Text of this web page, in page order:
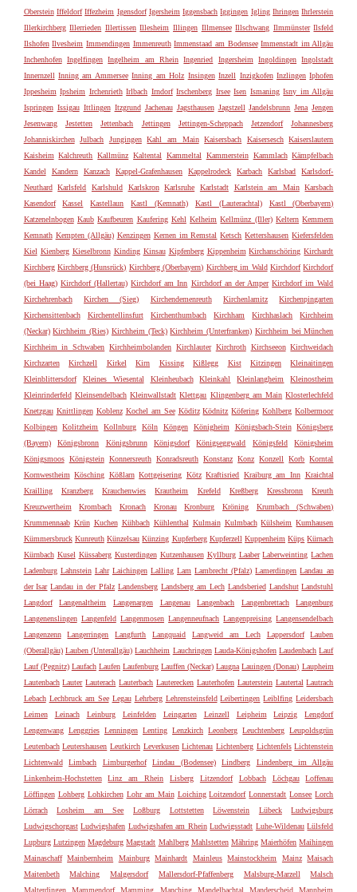
Oberstein Iffeldorf Iffezheim Igensdorf Igersheim Iggensbach Iggingen Igling Ihringen Ihrlerstein
Illerkirchberg Illerrieden Illertissen Illesheim Illingen Illmensee Illschwang Ilmmünster Ilsfeld
Ilshofen Ilvesheim Immendingen Immenreuth Immenstaad am Bodensee Immenstadt im Allgäu
Inchenhofen Ingelfingen Ingelheim am Rhein Ingenried Ingersheim Ingoldingen Ingolstadt
Innernzell Inning am Ammersee Inning am Holz Insingen Inzell Inzigkofen Inzlingen Iphofen
Ippesheim Ipsheim Irchenrieth Irlbach Irndorf Irschenberg Irsee Isen Ismaning Isny im Allgäu
Ispringen Issigau Ittlingen Itzgrund Jachenau Jagsthausen Jagstzell Jandelsbrunn Jena Jengen
Jesenwang
Jestetten Jettenbach Jettingen Jettingen-Scheppach Jetzendorf
Johannesberg
Johanniskirchen
Julbach Jungingen Kahl am Main Kaisersbach Kaisersesch
Kaiserslautern
Kaisheim Kalchreuth Kallmünz Kaltental Kammeltal Kammerstein Kammlach Kämpfelbach
Kandel
Kandern Kanzach Kappel-Grafenhausen Kappelrodeck Karbach Karlsbad
Karlsdorf-
Neuthard
Karlsfeld Karlshuld Karlskron Karlsruhe Karlstadt Karlstein am Main
Karsbach
Kasendorf
Kassel Kastellaun Kastl (Kemnath) Kastl (Lauterachtal)
Kastl (Oberbayern)
Katzenelnbogen Kaub Kaufbeuren Kaufering Kehl Kelheim Kellmünz (Iller) Keltern Kemmern
Kemnath Kempten (Allgäu) Kenzingen Kernen im Remstal Ketsch Kettershausen Kiefersfelden
Kiel Kienberg Kieselbronn Kinding Kinsau Kipfenberg Kippenheim Kirchanschöring Kirchardt
Kirchberg Kirchberg (Hunsrück) Kirchberg (Oberbayern) Kirchberg im Wald Kirchdorf Kirchdorf
(bei Haag) Kirchdorf (Hallertau) Kirchdorf am Inn Kirchdorf an der Amper Kirchdorf im Wald
Kirchehrenbach
Kirchen (Sieg) Kirchendemenreuth Kirchenlamitz
Kirchenpingarten
Kirchensittenbach
Kirchentellinsfurt Kirchenthumbach Kirchham Kirchhaslach
Kirchheim
(Neckar) Kirchheim (Ries) Kirchheim (Teck) Kirchheim (Unterfranken) Kirchheim bei München
Kirchheim in Schwaben Kirchheimbolanden Kirchlauter Kirchroth Kirchseeon Kirchweidach
Kirchzarten
Kirchzell Kirkel Kirn Kissing Kißlegg Kist Kitzingen
Kleinaitingen
Kleinblittersdorf
Kleines Wiesental Kleinheubach Kleinkahl Kleinlangheim
Kleinostheim
Kleinrinderfeld Kleinsendelbach Kleinwallstadt Klettgau Klingenberg am Main Klosterlechfeld
Knetzgau Knittlingen Koblenz Kochel am See Köditz Ködnitz Köfering Kohlberg Kolbermoor
Kolbingen
Kolitzheim Kollnburg Köln Köngen Königheim Königsbach-Stein
Königsberg
(Bayern)
Königsbronn Königsbrunn Königsdorf Königseggwald Königsfeld
Königsheim
Königsmoos Königstein Konnersreuth Konradsreuth Konstanz Konz Konzell Korb Korntal
Kornwestheim Kösching Kößlarn Kottgeisering Kötz Kraftisried Kraiburg am Inn Kraichtal
Krailling
Kranzberg Krauchenwies Krautheim Krefeld Kreßberg Kressbronn
Kreuth
Kreuzwertheim
Krombach Kronach Kronau Kronburg Kröning
Krumbach (Schwaben)
Krummennaab Krün Kuchen Kühbach Kühlenthal Kulmain Kulmbach Külsheim Kumhausen
Kümmersbruck Kunreuth Künzelsau Künzing Kupferberg Kupferzell Kuppenheim Küps Kürnach
Kürnbach Kusel Küssaberg Kusterdingen Kutzenhausen Kyllburg Laaber Laberweinting Lachen
Ladenburg Lahnstein Lahr Laichingen Lalling Lam Lambrecht (Pfalz) Lamerdingen Landau an
der Isar Landau in der Pfalz Landensberg Landsberg am Lech Landsberied Landshut Landstuhl
Langdorf
Langenaltheim Langenargen Langenau Langenbach Langenbrettach
Langenburg
Langenenslingen Langenfeld Langenmosen Langenneufnach Langenpreising Langensendelbach
Langenzenn
Langerringen Langfurth Langquaid Langweid am Lech Lappersdorf
Lauben
(Oberallgäu) Lauben (Unterallgäu) Lauchheim Lauchringen Lauda-Königshofen Laudenbach Lauf
Lauf (Pegnitz) Laufach Laufen Laufenburg Lauffen (Neckar) Laugna Lauingen (Donau) Laupheim
Lautenbach Lauter Lauterach Lauterbach Lauterecken Lauterhofen Lauterstein Lautertal Lautrach
Lebach Lechbruck am See Legau Lehrberg Lehrensteinsfeld Leibertingen Leiblfing Leidersbach
Leimen
Leinach Leinburg Leinfelden Leingarten Leinzell Leipheim Leipzig
Lengdorf
Lengenwang Lenggries Lenningen Lenting Lenzkirch Leonberg Leuchtenberg Leupoldsgrün
Leutenbach Leutershausen Leutkirch Leverkusen Lichtenau Lichtenberg Lichtenfels Lichtenstein
Lichtenwald
Limbach Limburgerhof Lindau (Bodensee) Lindberg
Lindenberg im Allgäu
Linkenheim-Hochstetten
Linz am Rhein Lisberg Litzendorf Lobbach Löchgau
Loffenau
Löffingen Lohberg Lohkirchen Lohr am Main Loiching Loitzendorf Lonnerstadt Lonsee Lorch
Lörrach
Losheim am See Loßburg Lottstetten Löwenstein Lübeck
Ludwigsburg
Ludwigschorgast Ludwigshafen Ludwigshafen am Rhein Ludwigsstadt Luhe-Wildenau Lülsfeld
Lupburg Lutzingen Magdeburg Magstadt Mahlberg Mahlstetten Mähring Maierhöfen Maihingen
Mainaschaff Mainbernheim Mainburg Mainhardt Mainleus Mainstockheim Mainz Maisach
Maitenbeth
Malching Malgersdorf Mallersdorf-Pfaffenberg Malsburg-Marzell
Malsch
Malterdingen
Mammendorf Mamming Manching Mandelbachtal Manderscheid
Mannheim